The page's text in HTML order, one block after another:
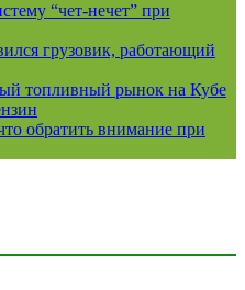
“чет-нечет” при
грузовик, работающий
топливный рынок на Кубе
обратить внимание при